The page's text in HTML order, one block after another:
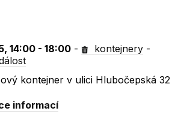
14:00 - 18:00 - kontejnery -
kontejner v ulici Hlubočepská 32
informací